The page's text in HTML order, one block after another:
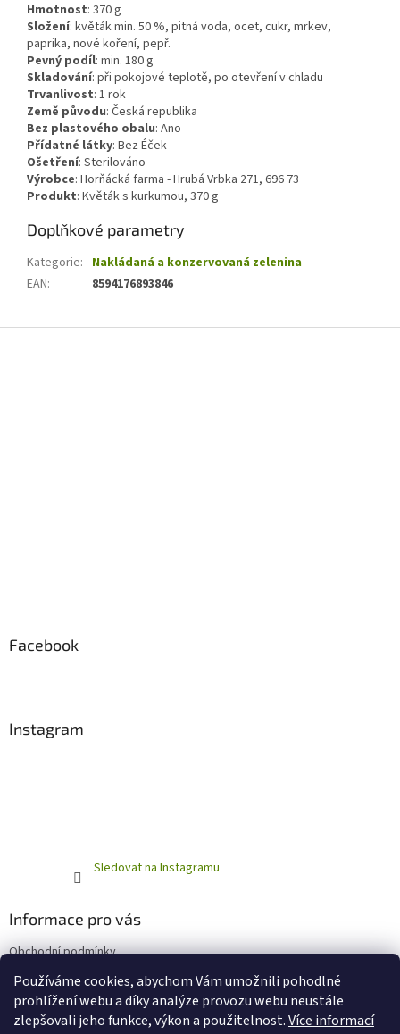
Používáme cookies, abychom Vám umožnili pohodlné
prohlížení webu a díky analýze provozu webu neustále
zlepšovali jeho funkce, výkon a použitelnost.Více informací
Hmotnost: 370g
Složení: květák min. 50 %, pitná voda, ocet, cukr, mrkev,
paprika, nové koření, pepř.
Pevný podíl: min. 180 g
Skladování: při pokojové teplotě, po otevření v chladu
Trvanlivost: 1 rok
Země původu: Česká republika
Bez plastového obalu: Ano
Přídatné látky: Bez Éček
Ošetření: Sterilováno
Výrobce: Horňácká farma - Hrubá Vrbka 271, 696 73
Produkt: Květák s kurkumou, 370 g
Doplňkové parametry
Kategorie: Nakládaná a konzervovaná zelenina
EAN: 8594176893846
Facebook
Instagram
Sledovat na Instagramu
Informace pro vás
Obchodní podmínky
Podmínky ochrany osobních údajů